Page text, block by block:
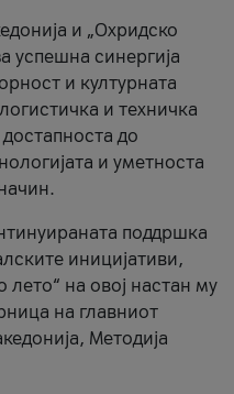
и „Охридско
успешна синергија
и културната
и техничка
до
и уметноста
поддршка
иницијативи,
на овој настан му
на главниот
Методија